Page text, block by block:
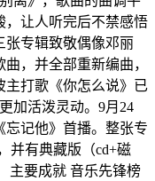
，让人听完后不禁感悟
张专辑致敬偶像邓丽
，并全部重新编曲，
主打歌《你怎么说》已
加活泼灵动。9月24
忘记他》首播。整张专
并有典藏版（cd+磁
主要成就 音乐先锋榜